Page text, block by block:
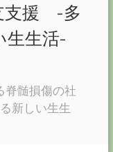
支援 -多
生生活-
髄損傷の社
新しい生生